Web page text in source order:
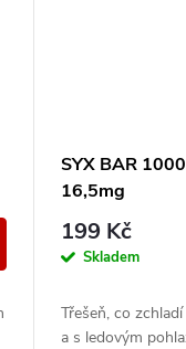
SYX BAR
16,5mg
199 Kč
Skladem
Třešeň, co
a s ledovým